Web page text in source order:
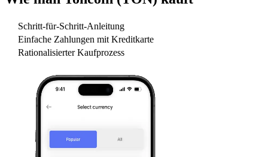
Schritt-für-Schritt-Anleitung
Einfache Zahlungen mit Kreditkarte
Rationalisierter Kaufprozess